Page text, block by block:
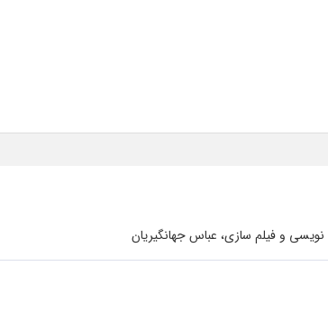
نویسی و فیلم سازی، عباس جهانگیریان